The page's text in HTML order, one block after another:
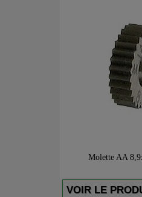
Molette AA
VOIR LE